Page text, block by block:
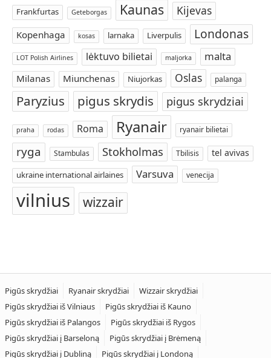
Frankfurtas Geteborgas Kaunas Kijevas
Kopenhaga kosas larnaka Liverpulis Londonas
LOT Polish Airlines lėktuvo bilietai maljorka malta
Milanas Miunchenas Niujorkas Oslas palanga
Paryzius pigus skrydis pigus skrydziai
praha rodas Roma Ryanair ryanair bilietai
ryga Stambulas Stokholmas Tbilisis tel avivas
ukraine international airlaines Varsuva venecija
vilnius wizzair
Pigūs skrydžiai Ryanair skrydžiai
Wizzair skrydžiai
Pigūs skrydžiai iš Vilniaus
Pigūs skrydžiai iš Kauno
Pigūs skrydžiai iš Palangos
Pigūs skrydžiai iš Rygos
Pigūs skrydžiai į Barseloną
Pigūs skrydžiai į Brėmeną
Pigūs skrydžiai į Dubliną
Pigūs skrydžiai į Londoną